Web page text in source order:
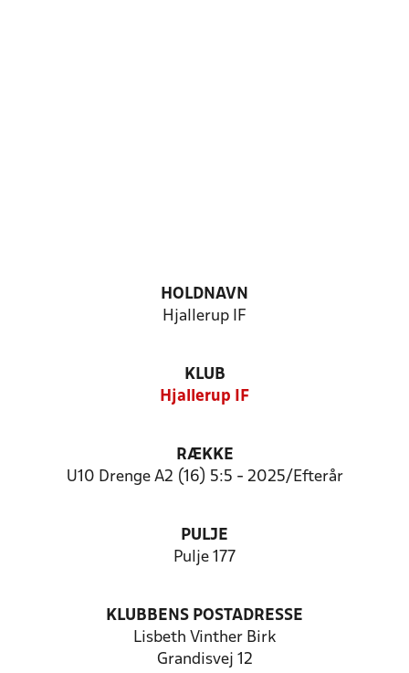
HOLDNAVN
Hjallerup IF
KLUB
Hjallerup IF
RÆKKE
U10 Drenge A2 (16) 5:5 - 2025/Efterår
PULJE
Pulje 177
KLUBBENS POSTADRESSE
Lisbeth Vinther Birk
Grandisvej 12